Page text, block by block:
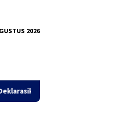
2026
Nyata di Gedung Hayam Wuruk